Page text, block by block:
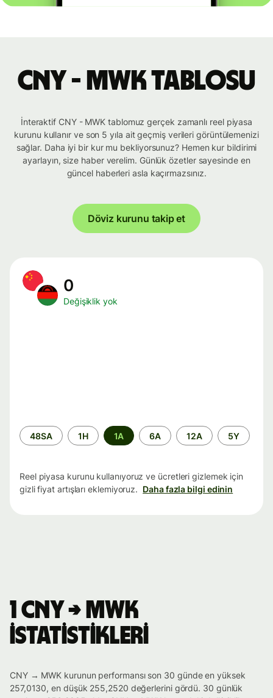
CNY - MWK tablosu
İnteraktif CNY - MWK tablomuz gerçek zamanlı reel piyasa
kurunu kullanır ve son 5 yıla ait geçmiş verileri görüntülemenizi
sağlar. Daha iyi bir kur mu bekliyorsunuz? Hemen kur bildirimi
ayarlayın, size haber verelim. Günlük özetler sayesinde en
güncel haberleri asla kaçırmazsınız.
Döviz kurunu takip et
0
Değişiklik yok
Zaman
aralığı
48SA 1H 1A 6A 12A 5Y
Reel piyasa kurunu kullanıyoruz ve ücretleri gizlemek için
gizli fiyat artışları eklemiyoruz. Daha fazla bilgi edinin
1 CNY → MWK
istatistikleri
CNY → MWK kurunun performansı son 30 günde en yüksek
257,0130, en düşük 255,2520 değerlerini gördü. 30 günlük